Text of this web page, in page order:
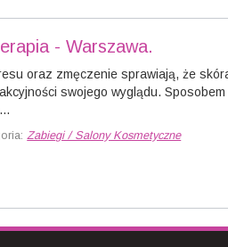
- Warszawa.
oraz zmęczenie sprawiają, że
swojego wyglądu.
Zabiegi / Salony Kosmetyczne